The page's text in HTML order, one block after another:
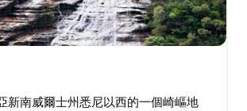
新南威爾士州悉尼以西的一個崎嶇地